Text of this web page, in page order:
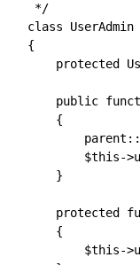
*/
class
{
protected
public
    {
$this-
    }
protected
    {
$this-